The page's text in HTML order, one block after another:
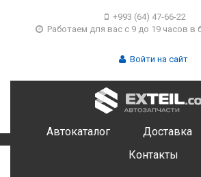
+993 (64) 47-66-22
Работаем для вас с 9 до 19 часов в
Войти на сайт
Автокаталог Доставка
Контакты